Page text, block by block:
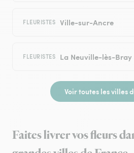
FLEURISTES Ville-sur-Ancre
FLEURISTES La Neuville-lès-Bray
Voir toutes les villes
Faites livrer vos fleurs